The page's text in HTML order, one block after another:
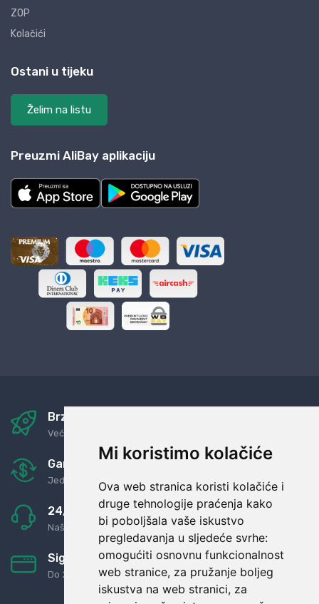
Mi koristimo kolačiće
Ova web stranica koristi kolačiće i
druge tehnologije praćenja kako
bi poboljšala vaše iskustvo
pregledavanja u sljedeće svrhe:
omogućiti osnovnu funkcionalnost
web stranice, za pružanje boljeg
iskustva na web stranici, za
ZOP
Kolačići
Ostani u tijeku
Želim na listu
Preuzmi AliBay aplikaciju
Brza i sigurna dostava
Već za nekoliko dana kod vas
Garancija u povrat novaca
Jednostavno pravilo: Roba za novac
24/7 odlična podrška
Naši agenti uvijek na raspolaganju
Sigurno obročno plaćanje
Do 24 rata bez kamata